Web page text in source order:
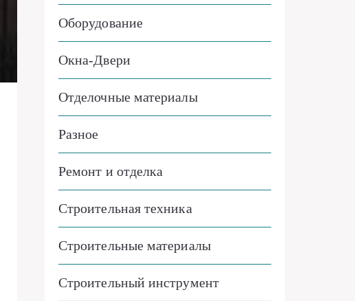
Оборудование
Окна-Двери
Отделочные материалы
Разное
Ремонт и отделка
Строительная техника
Строительные материалы
Строительный инструмент